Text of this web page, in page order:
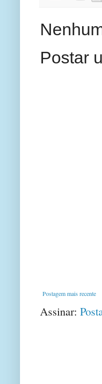
Postar
Postagem mais recente
Assinar: